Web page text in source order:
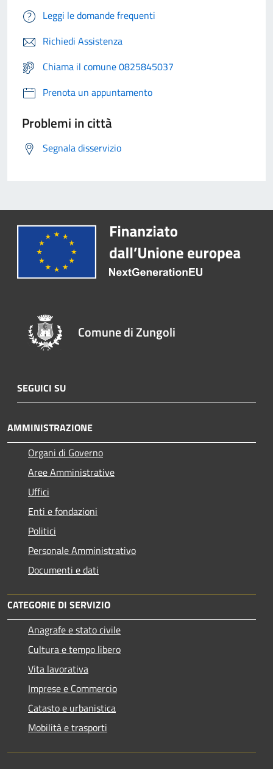
Leggi le domande frequenti
Richiedi Assistenza
Chiama il comune 0825845037
Prenota un appuntamento
Problemi in città
Segnala disservizio
Comune di Zungoli
SEGUICI SU
AMMINISTRAZIONE
Organi di Governo
Aree Amministrative
Uffici
Enti e fondazioni
Politici
Personale Amministrativo
Documenti e dati
CATEGORIE DI SERVIZIO
Anagrafe e stato civile
Cultura e tempo libero
Vita lavorativa
Imprese e Commercio
Catasto e urbanistica
Mobilità e trasporti